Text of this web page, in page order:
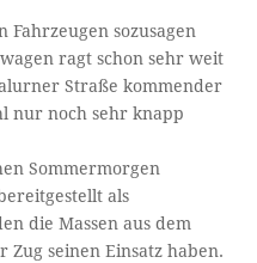
Fahrzeugen sozusagen
ragt schon sehr weit
Straße kommender
nur noch sehr knapp
Sommermorgen
als
die Massen aus dem
seinen Einsatz haben.